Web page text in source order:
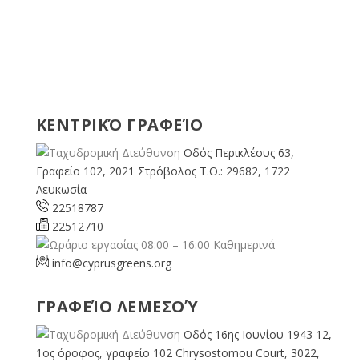
ΚΕΝΤΡΙΚΌ ΓΡΑΦΕΊΟ
Οδός Περικλέους 63,
Γραφείο 102, 2021 Στρόβολος Τ.Θ.: 29682, 1722
Λευκωσία
22518787
22512710
08:00 – 16:00 Καθημερινά
info@cyprusgreens.org
ΓΡΑΦΕΊΟ ΛΕΜΕΣΟΎ
Οδός 16ης Ιουνίου 1943 12,
1ος όροφος, γραφείο 102 Chrysostomou Court, 3022,